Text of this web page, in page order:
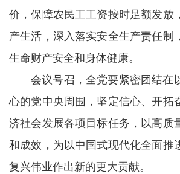
价，保障农民工工资按时足额发放
产生活，深入落实安全生产责任制
生命财产安全和身体健康。
会议号召，全党要紧密团结在
心的党中央周围，坚定信心、开拓
济社会发展各项目标任务，以高质
和成效，为以中国式现代化全面推
复兴伟业作出新的更大贡献。